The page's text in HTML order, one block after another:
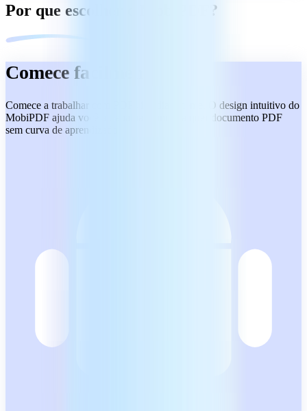
Por que escolher o MobiPDF?
Comece facilmente
Comece a trabalhar com PDFs imediatamente. O design intuitivo do
MobiPDF ajuda você a trabalhar com qualquer documento PDF
sem curva de aprendizado.